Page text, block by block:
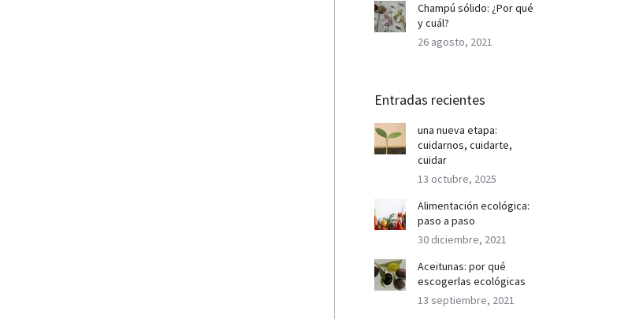
Champú sólido: ¿Por qué
y cuál?
26 agosto, 2021
Entradas recientes
una nueva etapa:
cuidarnos, cuidarte,
cuidar
13 octubre, 2025
Alimentación ecológica:
paso a paso
30 diciembre, 2021
Aceitunas: por qué
escogerlas ecológicas
13 septiembre, 2021